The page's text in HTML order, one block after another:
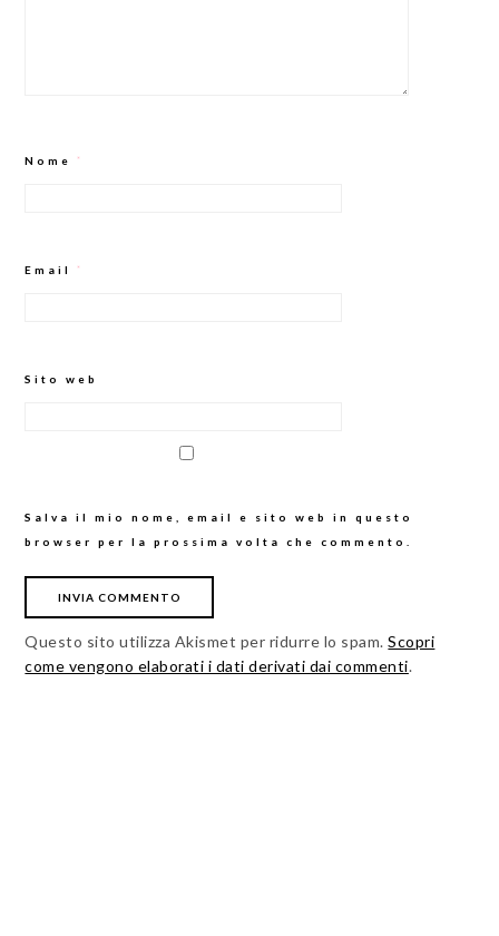
Nome *
Email *
Sito web
Salva il mio nome, email e sito web in questo
browser per la prossima volta che commento.
Questo sito utilizza Akismet per ridurre lo spam.Scopri
come vengono elaborati i dati derivati dai commenti.